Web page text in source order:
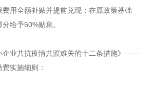
用全额补贴并提前兑现；在原政策基础
给予50%贴息。
企业共抗疫情共渡难关的十二条措施》——
实施细则：